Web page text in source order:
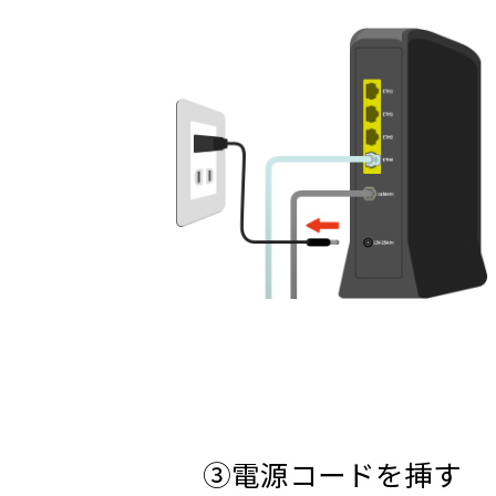
③電源コードを挿す